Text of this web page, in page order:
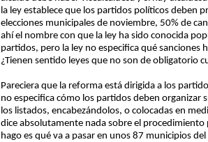
la ley establece que los partidos políticos deben
elecciones municipales de noviembre, 50% de
ahí el nombre con que la ley ha sido conocida
partidos, pero la ley no especifica qué
¿Tienen sentido leyes que no son de obligatorio
Pareciera que la reforma está dirigida a los
no especifica cómo los partidos deben organizar
los listados, encabezándolos, o colocadas en
dice absolutamente nada sobre el
hago es qué va a pasar en unos 87 municipios